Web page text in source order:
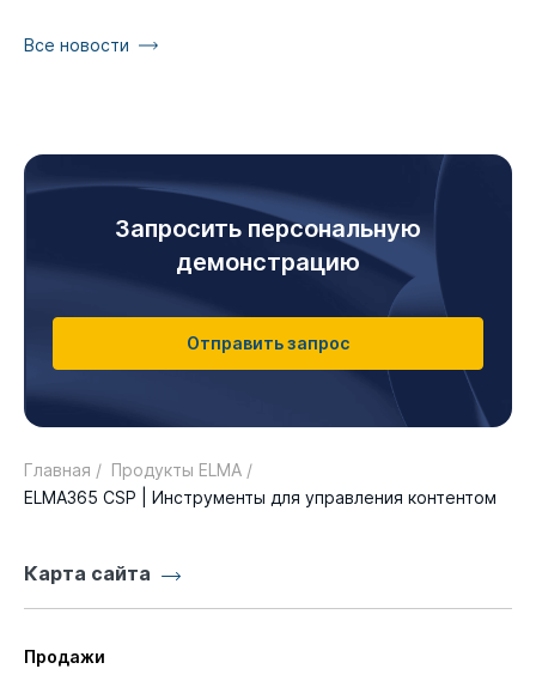
Все новости
Запросить персональную
демонстрацию
Отправить запрос
Главная / Продукты ELMA /
ELMA365 CSP | Инструменты для управления контентом
Карта сайта
Продажи